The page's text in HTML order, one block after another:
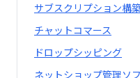
サブスクリプション構
チャットコマース
ドロップシッピング
ネットショップ管理ソ